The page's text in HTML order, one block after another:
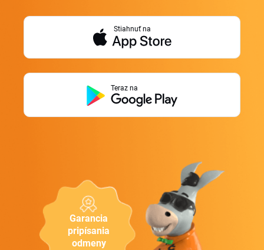
Garancia
pripísania
odmeny
Stiahnuť na
Teraz na